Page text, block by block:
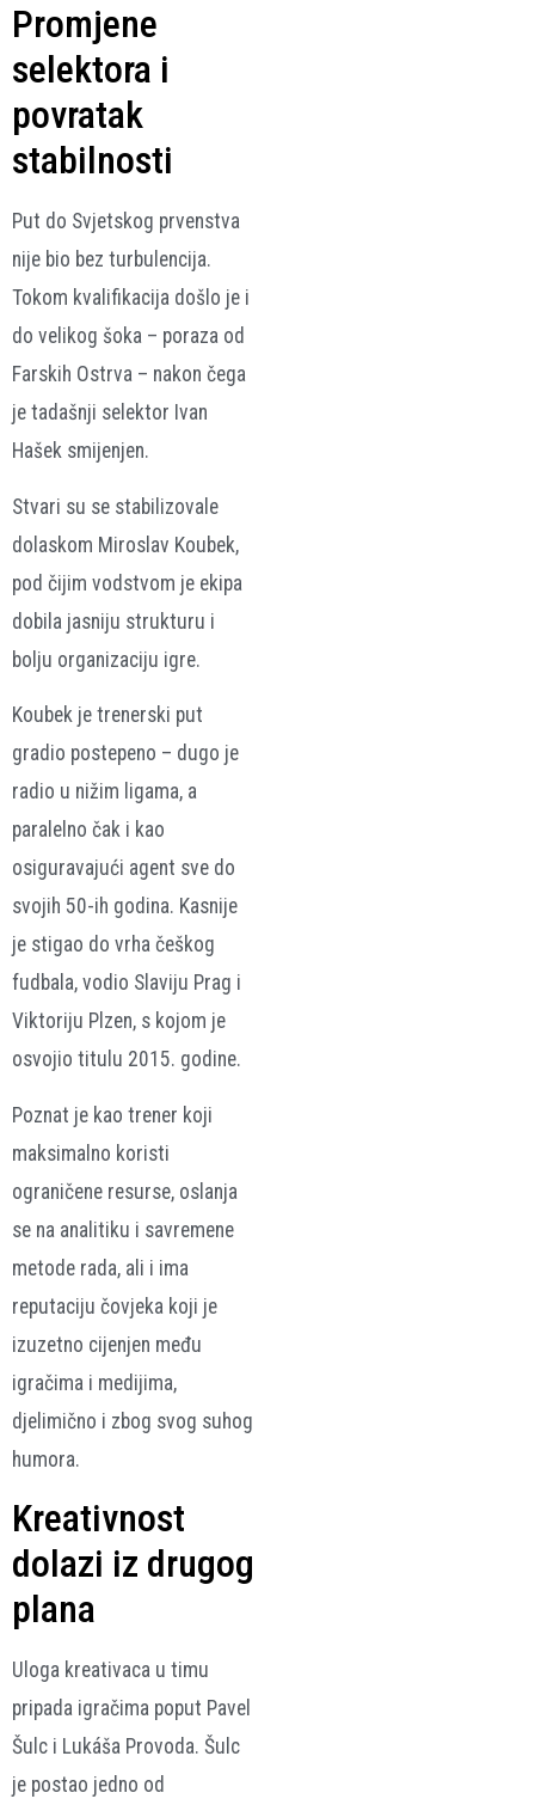
Promjene
selektora i
povratak
stabilnosti
Put do Svjetskog prvenstva
nije bio bez turbulencija.
Tokom kvalifikacija došlo je i
do velikog šoka – poraza od
Farskih Ostrva – nakon čega
je tadašnji selektor Ivan
Hašek smijenjen.
Stvari su se stabilizovale
dolaskom Miroslav Koubek,
pod čijim vodstvom je ekipa
dobila jasniju strukturu i
bolju organizaciju igre.
Koubek je trenerski put
gradio postepeno – dugo je
radio u nižim ligama, a
paralelno čak i kao
osiguravajući agent sve do
svojih 50-ih godina. Kasnije
je stigao do vrha češkog
fudbala, vodio Slaviju Prag i
Viktoriju Plzen, s kojom je
osvojio titulu 2015. godine.
Poznat je kao trener koji
maksimalno koristi
ograničene resurse, oslanja
se na analitiku i savremene
metode rada, ali i ima
reputaciju čovjeka koji je
izuzetno cijenjen među
igračima i medijima,
djelimično i zbog svog suhog
humora.
Kreativnost
dolazi iz drugog
plana
Uloga kreativaca u timu
pripada igračima poput Pavel
Šulc i Lukáša Provoda. Šulc
je postao jedno od